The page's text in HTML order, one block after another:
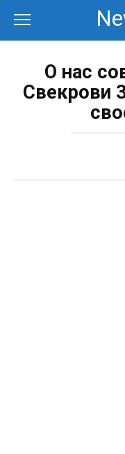
контенту
О нас
Свекрови